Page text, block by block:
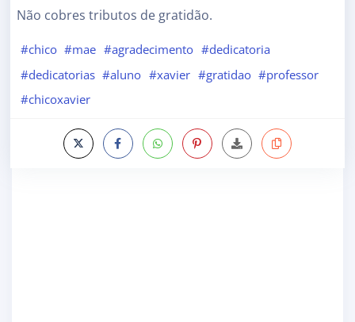
Não cobres tributos de gratidão.
#chico #mae #agradecimento #dedicatoria
#dedicatorias #aluno #xavier #gratidao #professor
#chicoxavier